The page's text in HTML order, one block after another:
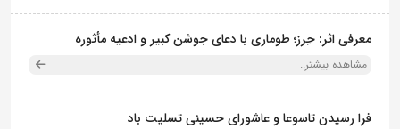
معرفی اثر: حِرز؛ طوماری با دعای جوشن کبیر و ادعیه مأثوره
مشاهده بیشتر..
فرا رسیدن تاسوعا و عاشورای حسینی تسلیت باد